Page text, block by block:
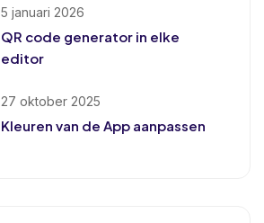
5 januari 2026
QR code generator in elke
editor
27 oktober 2025
Kleuren van de App aanpassen